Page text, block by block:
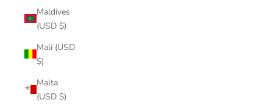
Maldives
(USD $)
Mali (USD
$)
Malta
(USD $)